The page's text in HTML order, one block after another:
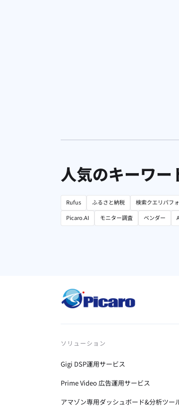
人気のキーワー
Rufus ふるさと納税 検索クエリパフ
Picaro.AI
モニター調査 ベンダー
ソリューション
Gigi DSP運用サービス
Prime Video 広告運用サービス
アマゾン専用ダッシュボード&分析ツー